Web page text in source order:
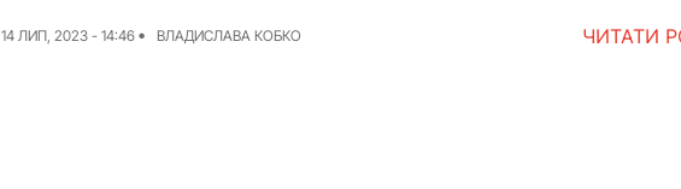
14 ЛИП, 2023 - 14:46 ВЛАДИСЛАВА КОБКО ЧИТАТИ